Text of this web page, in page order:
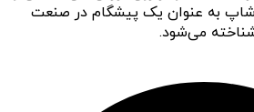
شاپ به عنوان یک پیشگام در صنعت
می‌شود.